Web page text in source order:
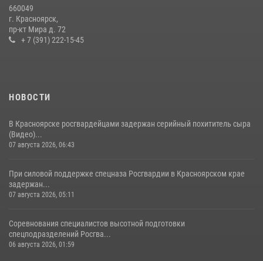
Росгвардии получили штатное вооружение
16 июля 2026, 07:42
660049
г. Красноярск,
пр-кт Мира д. 72
+ 7 (391) 222-15-45
НОВОСТИ
В Красноярске росгвардейцами задержан серийный похититель сыра
(Видео)...
07 августа 2026, 06:43
При силовой поддержке спецназа Росгвардии в Красноярском крае
задержан...
07 августа 2026, 05:11
Соревнования специалистов высотной подготовки
спецподразделений Росгва...
06 августа 2026, 01:59